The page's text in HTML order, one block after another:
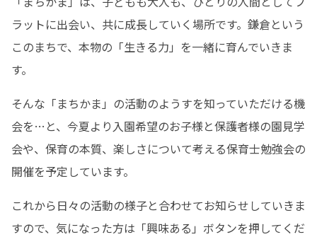
ラットに出会い、共に成長していく場所です。鎌倉という
このまちで、本物の「生きる力」を一緒に育んでいきま
す。
そんな「まちかま」の活動のようすを知っていただける機
会を…と、今夏より入園希望のお子様と保護者様の園見学
会や、保育の本質、楽しさについて考える保育士勉強会の
開催を予定しています。
これから日々の活動の様子と合わせてお知らせしていきま
すので、気になった方は「興味ある」ボタンを押してくだ